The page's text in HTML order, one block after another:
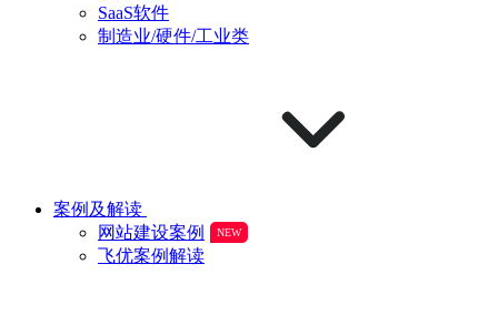
SaaS软件
制造业/硬件/工业类
案例及解读
网站建设案例
NEW
飞优案例解读